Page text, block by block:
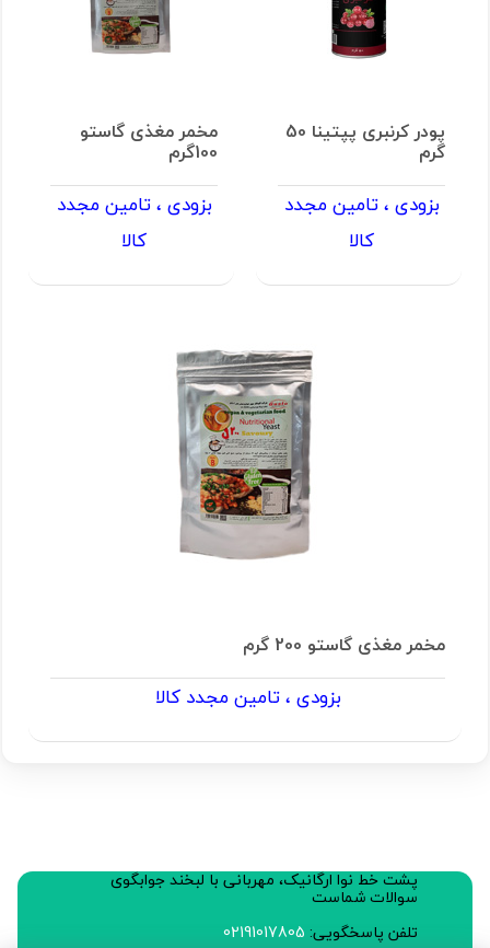
پودر کرنبری پپتینا 50
گرم
بزودی ، تامین مجدد
کالا
مخمر مغذی گاستو
100گرم
بزودی ، تامین مجدد
کالا
مخمر مغذی گاستو 200 گرم
بزودی ، تامین مجدد کالا
پشت خط نوا ارگانیک، مهربانی با لبخند جوابگوی
سوالات شماست
تلفن پاسخگویی: 02191017805